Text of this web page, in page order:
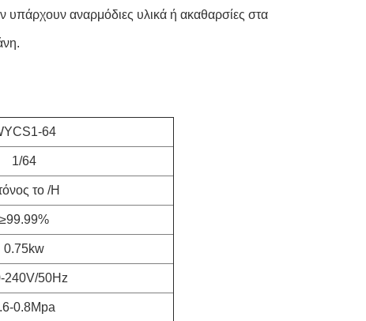
αναρμόδιες υλικά ή ακαθαρσίες στα
64
1/64
το /H
≥99.99%
0.75kw
240V/50Hz
0.8Mpa